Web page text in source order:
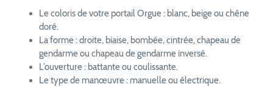
Le coloris de votre portail Orgue : blanc, beige ou chêne
doré.
La forme : droite, biaise, bombée, cintrée, chapeau de
gendarme ou chapeau de gendarme inversé.
L’ouverture : battante ou coulissante.
Le type de manœuvre : manuelle ou électrique.